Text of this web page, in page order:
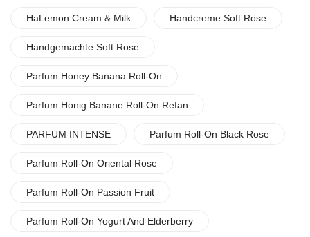
HaLemon Cream & Milk Handcreme Soft Rose
Handgemachte Soft Rose
Parfum Honey Banana Roll-On
Parfum Honig Banane Roll-On Refan
PARFUM INTENSE Parfum Roll-On Black Rose
Parfum Roll-On Oriental Rose
Parfum Roll-On Passion Fruit
Parfum Roll-On Yogurt And Elderberry